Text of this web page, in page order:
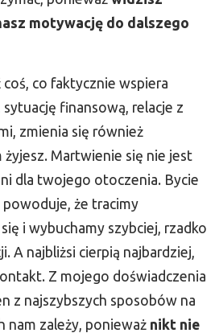
motywację do dalszego
co faktycznie wspiera
finansową, relacje z
zmienia się również
Martwienie się nie jest
dla twojego otoczenia. Bycie
że tracimy
i wybuchamy szybciej, rzadko
A najbliżsi cierpią najbardziej,
Z mojego doświadczenia
z najszybszych sposobów na
nam zależy, ponieważ nikt nie